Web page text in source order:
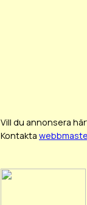
Vill du annonsera
Kontakta